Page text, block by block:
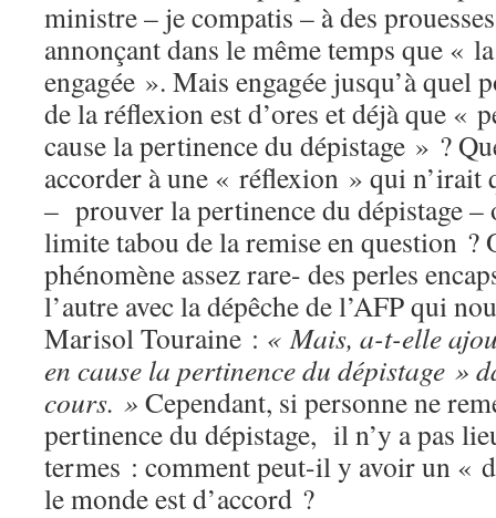
ministre – je compatis – à des
annonçant dans le même temps que «
engagée ». Mais engagée jusqu’à quel
de la réflexion est d’ores et déjà que «
cause la pertinence du dépistage » ?
accorder à une « réflexion » qui n’irait
– prouver la pertinence du dépistage –
limite tabou de la remise en question ?
phénomène assez rare- des perles
l’autre avec la dépêche de l’AFP qui
Marisol Touraine : « Mais, a-t-elle
en cause la pertinence du dépistage »
cours. » Cependant, si personne ne
pertinence du dépistage, il n’y a pas
termes : comment peut-il y avoir un «
le monde est d’accord ?